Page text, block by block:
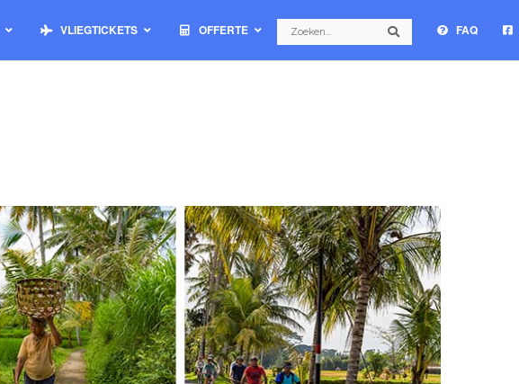
VLIEGTICKETS OFFERTE Search Search FAQ